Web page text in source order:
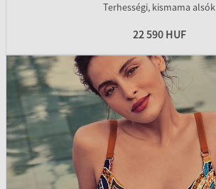
Terhességi, kismama alsók
22 590 HUF